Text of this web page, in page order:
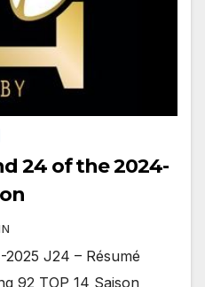
24 of the 2024-
J24 – Résumé
92 TOP 14 Saison